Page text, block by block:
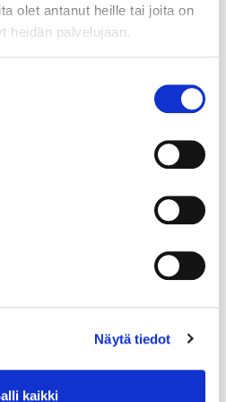
olet antanut heille tai joita on
heidän palvelujaan.
Näytä tiedot
kaikki